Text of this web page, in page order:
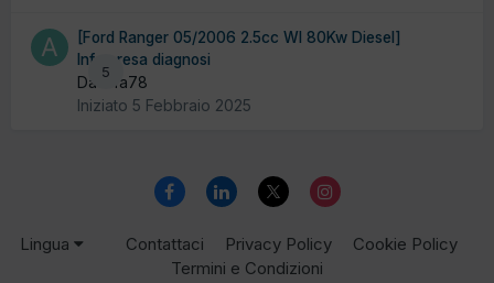
5
[Ford Ranger 05/2006 2.5cc Wl 80Kw Diesel]
Info presa diagnosi
Da alfa78
Iniziato 5 Febbraio 2025
Lingua Contattaci Privacy Policy
Cookie Policy
Termini e Condizioni